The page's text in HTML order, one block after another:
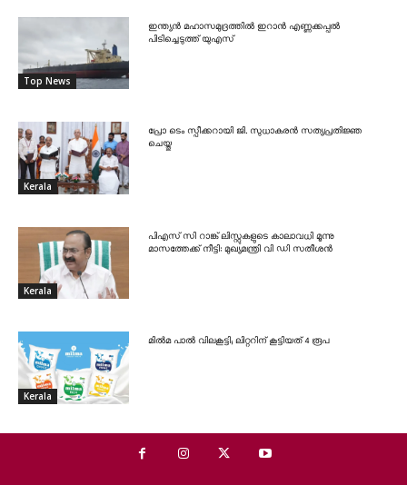
Top News
ഇന്ത്യൻ മഹാസമുദ്രത്തിൽ ഇറാൻ എണ്ണക്കപ്പൽ
പിടിച്ചെടുത്ത് യുഎസ്
Kerala
പ്രോ ടെം സ്പീക്കറായി ജി. സുധാകരൻ സത്യപ്രതിജ്ഞ
ചെയ്തു
Kerala
പിഎസ് സി റാങ്ക് ലിസ്റ്റുകളുടെ കാലാവധി മൂന്നു
മാസത്തേക്ക് നീട്ടി: മുഖ്യമന്ത്രി വി ഡി സതീശൻ
Kerala
മിൽമ പാൽ വിലകൂട്ടി; ലിറ്ററിന് കൂട്ടിയത് 4 രൂപ